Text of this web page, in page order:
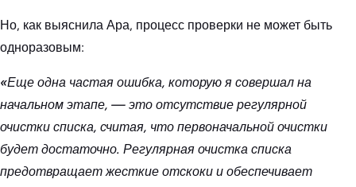
Но, как выяснила Ара, процесс проверки не может быть
одноразовым:
«Еще одна частая ошибка, которую я совершал на
начальном этапе, — это отсутствие регулярной
очистки списка, считая, что первоначальной очистки
будет достаточно. Регулярная очистка списка
предотвращает жесткие отскоки и обеспечивает